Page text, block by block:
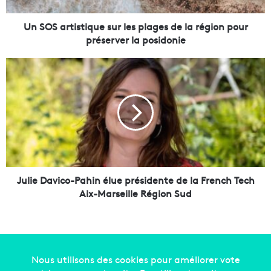
i
q
e
s
u
r
l
e
s
Un SOS artistique sur les plages de la région pour
préserver la posidonie
J
u
l
i
e
D
a
i
Julie Davico-Pahin élue présidente de la French Tech
Aix-Marseille Région Sud